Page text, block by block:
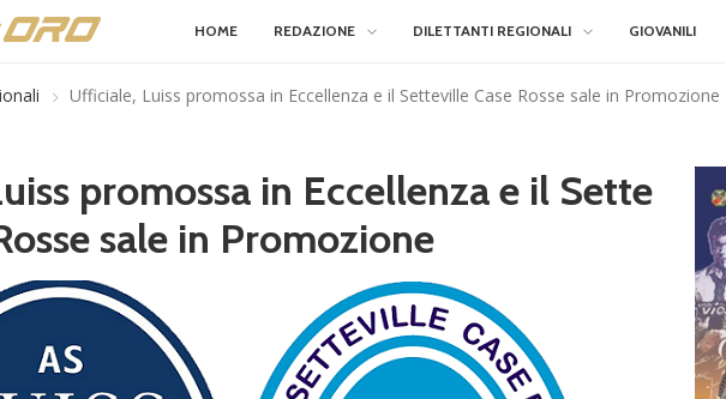
HOME REDAZIONE DILETTANTI REGIONALI GIOVANILI
Ufficiale, Luiss promossa in Eccellenza e il Setteville Case Rosse sale in Promozione
promossa in Eccellenza e il Sette
sale in Promozione